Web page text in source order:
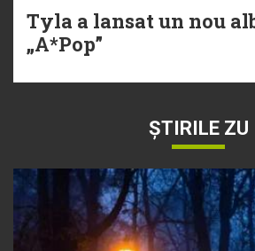
Tyla a lansat un nou
„A*Pop”
ȘTIRILE ZU